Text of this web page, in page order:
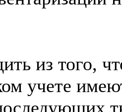
из того,
учете